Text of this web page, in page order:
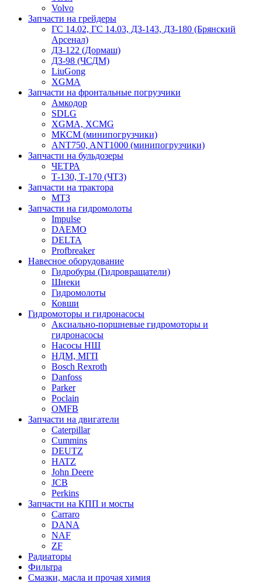
Volvo
Запчасти на грейдеры
ГС 14.02, ГС 14.03, ДЗ-143, ДЗ-180 (Брянский
Арсенал)
ДЗ-122 (Дормаш)
ДЗ-98 (ЧСДМ)
LiuGong
XGMA
Запчасти на фронтальные погрузчики
Амкодор
SDLG
XGMA, XCMG
МКСМ (минипогрузчики)
ANT750, ANT1000 (минипогрузчики)
Запчасти на бульдозеры
ЧЕТРА
Т-130, Т-170 (ЧТЗ)
Запчасти на трактора
МТЗ
Запчасти на гидромолоты
Impulse
DAEMO
DELTA
Profbreaker
Навесное оборудование
Гидробуры (Гидровращатели)
Шнеки
Гидромолоты
Ковши
Гидромоторы и гидронасосы
Аксиально-поршневые гидромоторы и
гидронасосы
Насосы НШ
НДМ, МГП
Bosch Rexroth
Danfoss
Parker
Poclain
OMFB
Запчасти на двигатели
Caterpillar
Cummins
DEUTZ
HATZ
John Deere
JCB
Perkins
Запчасти на КПП и мосты
Carraro
DANA
NAF
ZF
Радиаторы
Фильтра
Смазки, масла и прочая химия